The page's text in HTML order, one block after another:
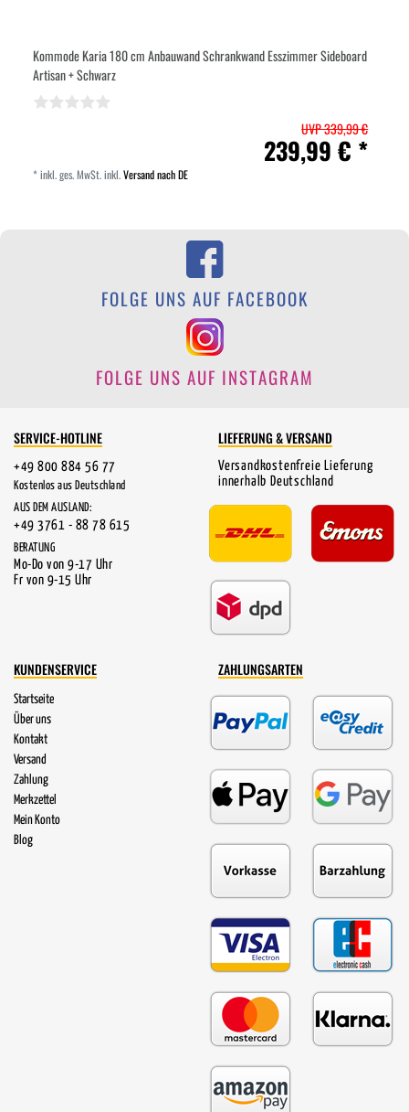
Kommode Karia 180 cm Anbauwand Schrankwand Esszimmer Sideboard
Artisan + Schwarz
UVP 339,99 €
239,99 € *
*inkl. ges. MwSt.inkl.Versand nach DE
FOLGE UNS AUF FACEBOOK
FOLGE UNS AUF INSTAGRAM
SERVICE-HOTLINE
+49 800 884 56 77
Kostenlos aus Deutschland
AUS DEM AUSLAND:
+49 3761 - 88 78 615
BERATUNG
Mo-Do von 9-17 Uhr
Fr von 9-15 Uhr
LIEFERUNG & VERSAND
Versandkostenfreie Lieferung
innerhalb Deutschland
KUNDENSERVICE
Startseite
Über uns
Kontakt
Versand
Zahlung
Merkzettel
Mein Konto
Blog
ZAHLUNGSARTEN